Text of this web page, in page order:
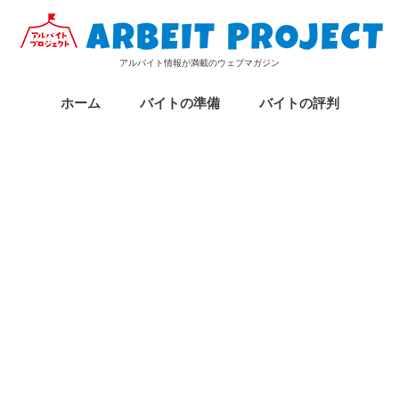
アルバイト情報が満載のウェブマガジン
ホーム バイトの準備 バイトの評判